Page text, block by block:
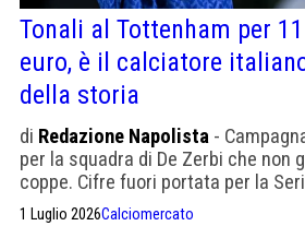
Tonali al Tottenham per
euro, è il calciatore
della storia
di Redazione Napolista -
per la squadra di De Zerbi che non
coppe. Cifre fuori portata per la
1 Luglio 2026Calciomercato